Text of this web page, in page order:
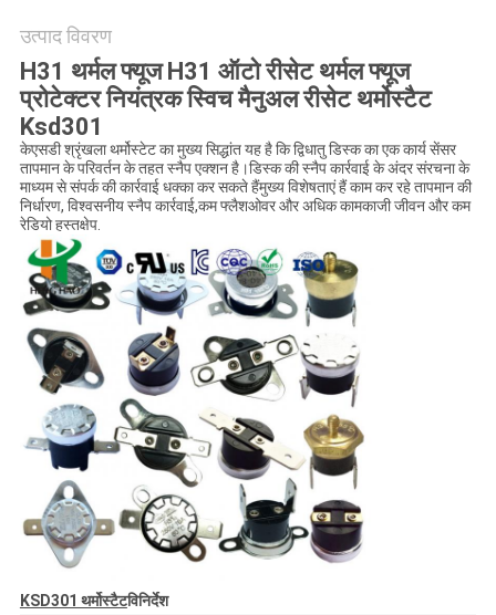
उत्पाद विवरण
H31 थर्मल फ्यूज H31 ऑटो रीसेट थर्मल फ्यूज
प्रोटेक्टर नियंत्रक स्विच मैनुअल रीसेट थर्मोस्टैट
Ksd301
केएसडी श्रृंखला थर्मोस्टेट का मुख्य सिद्धांत यह है कि द्विधातु डिस्क का एक कार्य सेंसर
तापमान के परिवर्तन के तहत स्नैप एक्शन है।डिस्क की स्नैप कार्रवाई के अंदर संरचना के
माध्यम से संपर्क की कार्रवाई धक्का कर सकते हैंमुख्य विशेषताएं हैं काम कर रहे तापमान की
निर्धारण, विश्वसनीय स्नैप कार्रवाई,कम फ्लैशओवर और अधिक कामकाजी जीवन और कम
रेडियो हस्तक्षेप.
KSD301 थर्मोस्टैटविनिर्देश